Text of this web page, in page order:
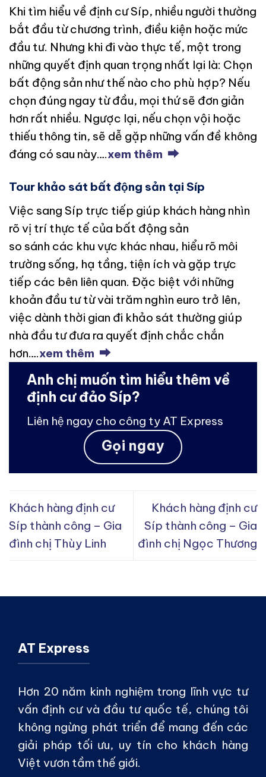
Khi tìm hiểu về định cư Síp, nhiều người thường
bắt đầu từ chương trình, điều kiện hoặc mức
đầu tư. Nhưng khi đi vào thực tế, một trong
những quyết định quan trọng nhất lại là: Chọn
bất động sản như thế nào cho phù hợp? Nếu
chọn đúng ngay từ đầu, mọi thứ sẽ đơn giản
hơn rất nhiều. Ngược lại, nếu chọn vội hoặc
thiếu thông tin, sẽ dễ gặp những vấn đề không
đáng có sau này….xem thêm ⮕
Tour khảo sát bất động sản tại Síp
Việc sang Síp trực tiếp giúp khách hàng nhìn
rõ vị trí thực tế của bất động sản
so sánh các khu vực khác nhau, hiểu rõ môi
trường sống, hạ tầng, tiện ích và gặp trực
tiếp các bên liên quan. Đặc biệt với những
khoản đầu tư từ vài trăm nghìn euro trở lên,
việc dành thời gian đi khảo sát thường giúp
nhà đầu tư đưa ra quyết định chắc chắn
hơn….xem thêm ⮕
Anh chị muốn tìm hiểu thêm về
định cư đảo Síp?
Liên hệ ngay cho công ty AT Express
Gọi ngay
Khách hàng định cư
Síp thành công – Gia
đình chị Thùy Linh
Khách hàng định cư
Síp thành công – Gia
đình chị Ngọc Thương
AT Express
Hơn 20 năm kinh nghiệm trong lĩnh vực tư
vấn định cư và đầu tư quốc tế, chúng tôi
không ngừng phát triển để mang đến các
giải pháp tối ưu, uy tín cho khách hàng
Việt vươn tầm thế giới.